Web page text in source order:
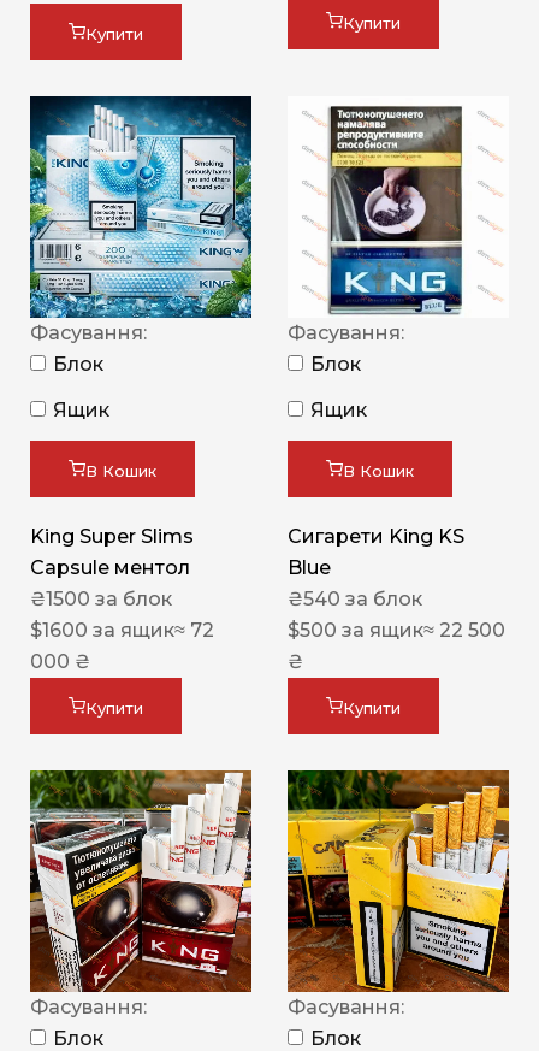
Купити
Купити
Фасування:
Блок
Ящик
В Кошик
King Super Slims
Capsule ментол
₴1500 за блок
$1600 за ящик≈ 72
000 ₴
Купити
Фасування:
Блок
Ящик
В Кошик
Сигарети King KS
Blue
₴540 за блок
$500 за ящик≈ 22 500
₴
Купити
Фасування:
Блок
Фасування:
Блок